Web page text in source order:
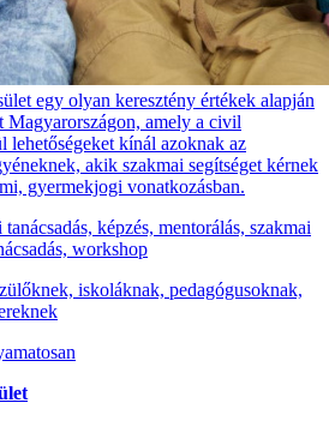
egy olyan keresztény értékek alapján
Magyarországon, amely a civil
lehetőségeket kínál azoknak az
akik szakmai segítséget kérnek
gyermekjogi vonatkozásban.
képzés, mentorálás, szakmai
workshop
iskoláknak, pedagógusoknak,